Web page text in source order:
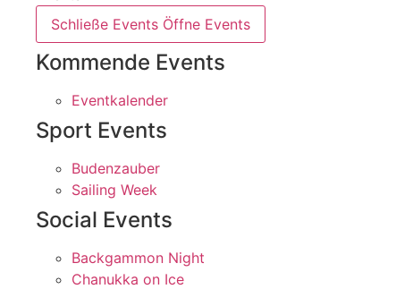
Schließe Events Öffne Events
Kommende Events
Eventkalender
Sport Events
Budenzauber
Sailing Week
Social Events
Backgammon Night
Chanukka on Ice